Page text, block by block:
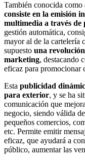
También conocida como
consiste en la emisión
multimedia a través de
gestión automática,
mayor al de la cartelería
supuesto una
marketing, destacando
eficaz para promocionar
Esta publicidad
para exterior, y se ha
comunicación que
negocio, siendo válida
pequeños comercios,
etc. Permite emitir
eficaz, que ayudará a
público, aumentar las